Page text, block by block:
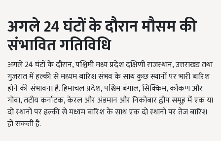
अगले 24घंटों के दौरान मौसम की
संभावित गतिविधि
अगले 24 घंटों के दौरान, पश्चिमी मध्य प्रदेश दक्षिणी राजस्थान, उत्तराखंड तथा
गुजरात में हल्की से मध्यम बारिश संभव के साथ कुछ स्थानों पर भारी बारिश
होने की संभावना है. हिमाचल प्रदेश, पश्चिम बंगाल, सिक्किम, कोंकण और
गोवा, तटीय कर्नाटक, केरल और अंडमान और निकोबार द्वीप समूह में एक या
दो स्थानों पर हल्की से मध्यम बारिश के साथ एक दो स्थानों पर तेज बारिश
हो सकती है.